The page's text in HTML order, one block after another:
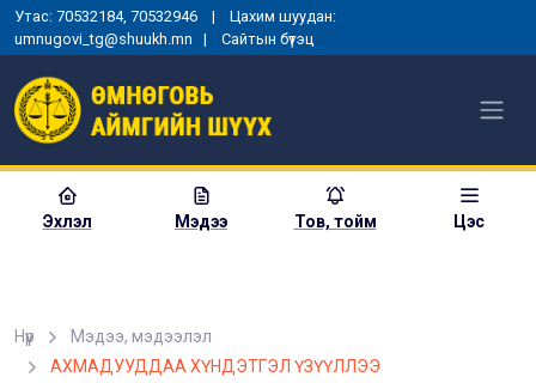
Утас: 70532184, 70532946 | Цахим шуудан:
umnugovi_tg@shuukh.mn | Сайтын бүтэц
Эхлэл Мэдээ Тов, тойм Цэс
Нүүр
Мэдээ, мэдээлэл
АХМАДУУДДАА ХҮНДЭТГЭЛ ҮЗҮҮЛЛЭЭ
МОНГОЛ УЛСЫН
ЕРӨНХИЙЛӨГЧИЙН ЗАРЛИГ